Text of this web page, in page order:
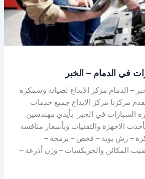
في الدمام – الخبر
– الدمام مركز الابداع لصيانة وسمكرة
مركزنا مركز الابداع جميع خدمات
السيارات في الخبر بأيدي مهندسين
الاجهزة والتقنيات وبأسعار منافسة
– رش بوية – فحص – برمجة –
المكائن والجربكسات – وزن أذرعة –